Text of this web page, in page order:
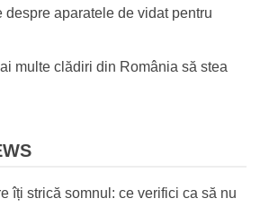
despre aparatele de vidat pentru
multe clădiri din România să stea
îți strică somnul: ce verifici ca să nu